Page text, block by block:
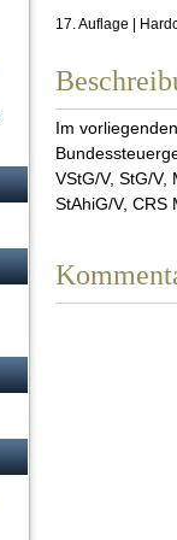
17. Auflage |
Im
VStG/V, StG/V,
StAhiG/V, CRS
Wegleitungen
erweitert. Sie